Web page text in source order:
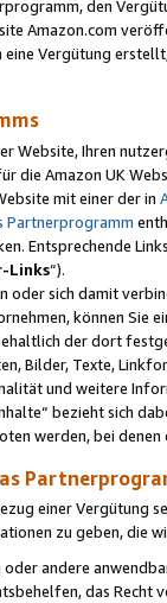
den
Amazon.com
eine Vergütung
Website, Ihren
die Amazon UK
mit einer der in
Partnerprogramm
Entsprechende
Links“).
oder sich damit
können Sie
der dort
Bilder, Texte,
und weitere
bezieht sich
werden, bei
einer Vergütung
zu geben, die
oder andere
das